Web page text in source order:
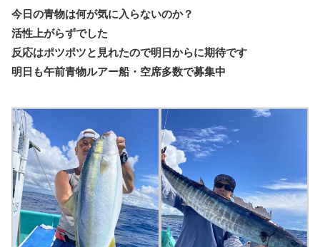
今日の青物は何が気に入らないのか？
活性上がらずでした
反応はポツポツと見れたので明日からに期待です
明日も午前青物ルアー船・空席多数で募集中